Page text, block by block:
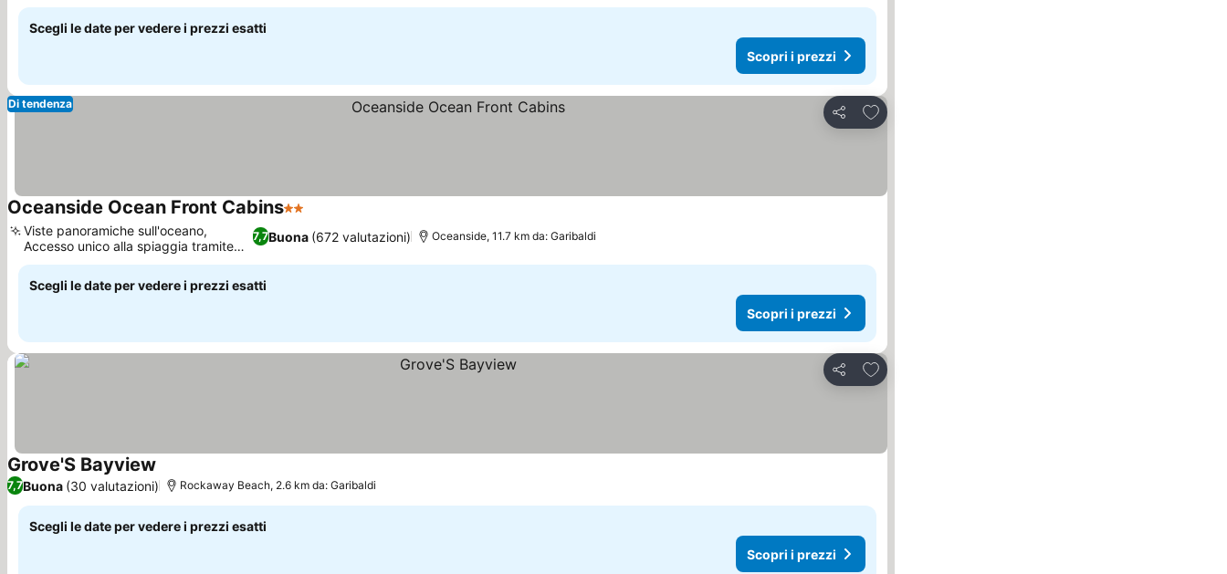
Scegli le date per vedere i prezzi esatti
Scopri i prezzi
Condividi
Aggiungi ai preferiti
Di tendenza
Oceanside Ocean Front Cabins2 Stelle
7,7Buona (672 valutazioni)
Viste panoramiche sull'oceano,
Accesso unico alla spiaggia tramite
tunnel
Oceanside, 11.7 km da: Garibaldi
Scegli le date per vedere i prezzi esatti
Scopri i prezzi
Condividi
Aggiungi ai preferiti
Grove'S Bayview
7,7Buona (30 valutazioni) Rockaway Beach, 2.6 km da: Garibaldi
Scegli le date per vedere i prezzi esatti
Scopri i prezzi